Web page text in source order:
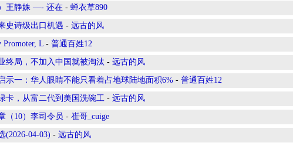
王静姝 —- 还在 - 蝉衣草890
史诗级出口机遇 - 远古的风
Promoter, L - 普通百姓12
终局，不加入中国就被淘汰 - 远古的风
示一：华人眼睛不能只看着占地球陆地面积6% - 普通百姓12
卡，从富二代到美国洗碗工 - 远古的风
（10）李司令员 - 崔哥_cuige
(2026-04-03) - 远古的风